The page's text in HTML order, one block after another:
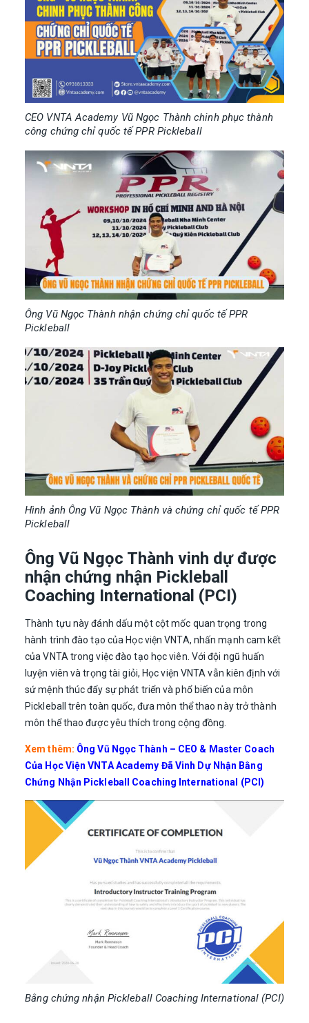
CEO VNTA Academy Vũ Ngọc Thành chinh phục thành
công chứng chỉ quốc tế PPR Pickleball
Ông Vũ Ngọc Thành nhận chứng chỉ quốc tế PPR
Pickleball
Hình ảnh Ông Vũ Ngọc Thành và chứng chỉ quốc tế PPR
Pickleball
Ông Vũ Ngọc Thành vinh dự được
nhận chứng nhận Pickleball
Coaching International (PCI)
Thành tựu này đánh dấu một cột mốc quan trọng trong
hành trình đào tạo của Học viện VNTA, nhấn mạnh cam kết
của VNTA trong việc đào tạo học viên. Với đội ngũ huấn
luyện viên và trọng tài giỏi, Học viện VNTA vẫn kiên định với
sứ mệnh thúc đẩy sự phát triển và phổ biến của môn
Pickleball trên toàn quốc, đưa môn thể thao này trở thành
môn thể thao được yêu thích trong cộng đồng.
Xem thêm: Ông Vũ Ngọc Thành – CEO & Master Coach
Của Học Viện VNTA Academy Đã Vinh Dự Nhận Bằng
Chứng Nhận Pickleball Coaching International (PCI)
Bằng chứng nhận Pickleball Coaching International (PCI)